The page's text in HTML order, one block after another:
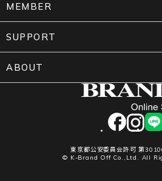
facebookinstagram
LINE
東京都公安委員会許可 第
© K-Brand Off Co.,Ltd. All
MEMBER
SUPPORT
ABOUT